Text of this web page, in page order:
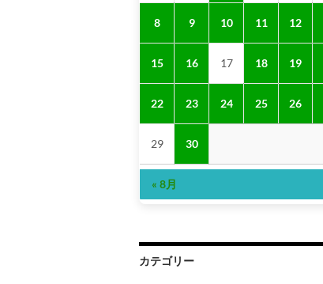
8 9 10 11 12
15 16 17 18 19
22 23 24 25 26
29 30
« 8月
カテゴリー